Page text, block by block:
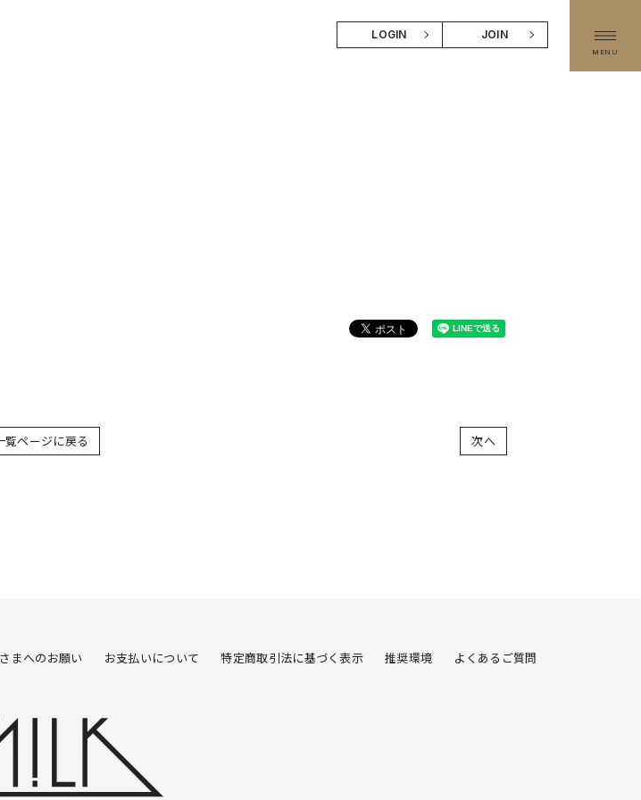
LOGIN JOIN
MENU
次へ
覧ページに戻る
まへのお願い お支払いについて 特定商取引法に基づく表示 推奨環境 よくあるご質問